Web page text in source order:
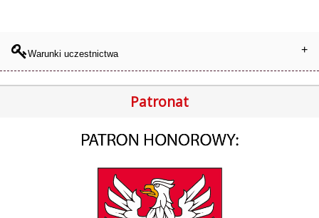
Warunki uczestnictwa
Patronat